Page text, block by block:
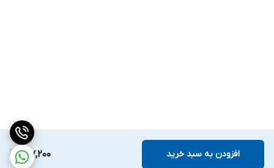
817,200 افزودن به سبد خرید